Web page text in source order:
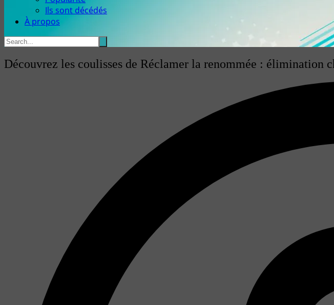
Ils sont décédés
À propos
Découvrez les coulisses de Réclamer la renommée : élimination